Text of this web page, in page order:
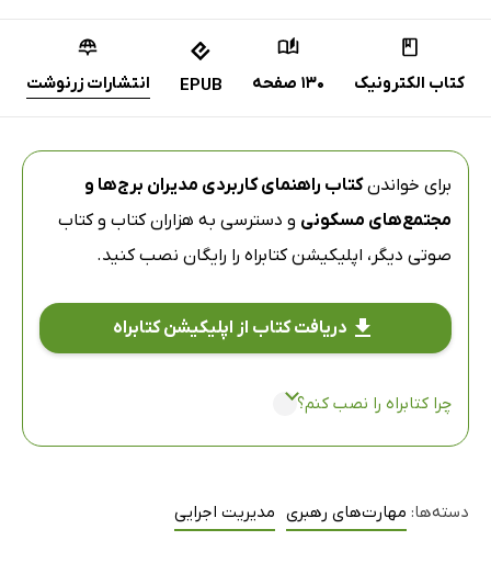
کتاب الکترونیک 130 صفحه EPUB انتشارات زرنوشت
برای خواندنکتاب راهنمای کاربردی مدیران برج‌ها و
مجتمع‌های مسکونی و دسترسی به هزاران کتاب و کتاب
صوتی دیگر، اپلیکیشن کتابراه را رایگان نصب کنید.
دریافت کتاب از اپلیکیشن کتابراه
چرا کتابراه را نصب کنم؟
دسته‌ها: مهارت‌های رهبری مدیریت اجرایی